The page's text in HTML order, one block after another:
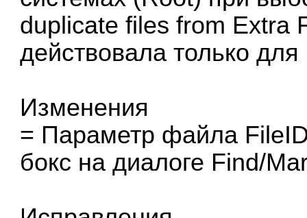
duplicate files from Extra
действовала только
Изменения
= Параметр файла
бокс на диалоге Find/